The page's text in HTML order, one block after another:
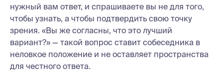
нужный вам ответ, и спрашиваете вы не для того,
чтобы узнать, а чтобы подтвердить свою точку
зрения. «Вы же согласны, что это лучший
вариант?» — такой вопрос ставит собеседника в
неловкое положение и не оставляет пространства
для честного ответа.